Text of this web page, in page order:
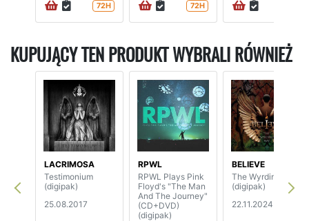
72H 72H
KUPUJĄCY TEN PRODUKT WYBRALI RÓWNIEŻ
LACRIMOSA
Testimonium
(digipak)
25.08.2017
RPWL
RPWL Plays Pink
Floyd's "The Man
And The Journey"
(CD+DVD)
(digipak)
BELIEVE
The Wyrding Way
(digipak)
22.11.2024